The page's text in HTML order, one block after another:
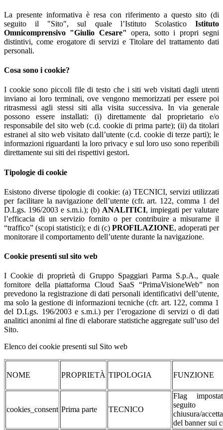
La presente informativa è resa con riferimento a questo sito (di
seguito il "Sito", sul quale l’Istituto Scolastico Istituto
Omnicomprensivo "Giulio Cesare" opera, sotto i propri segni
distintivi, come erogatore di servizi e Titolare del trattamento dati
personali.
Cosa sono i cookie?
I cookie sono piccoli file di testo che i siti web visitati dagli utenti
inviano ai loro terminali, ove vengono memorizzati per essere poi
ritrasmessi agli stessi siti alla visita successiva. In via generale
possono essere installati: (i) direttamente dal proprietario e/o
responsabile del sito web (c.d. cookie di prima parte); (ii) da titolari
estranei al sito web visitato dall’utente (c.d. cookie di terze parti); le
informazioni riguardanti la loro privacy e sul loro uso sono reperibili
direttamente sui siti dei rispettivi gestori.
Tipologie di cookie
Esistono diverse tipologie di cookie: (a) TECNICI, servizi utilizzati
per facilitare la navigazione dell’utente (cfr. art. 122, comma 1 del
D.Lgs. 196/2003 e s.m.i.); (b) ANALITICI, impiegati per valutare
l’efficacia di un servizio fornito o per contribuire a misurarne il
“traffico” (scopi statistici); e di (c) PROFILAZIONE, adoperati per
monitorare il comportamento dell’utente durante la navigazione.
Cookie presenti sul sito web
I Cookie di proprietà di Gruppo Spaggiari Parma S.p.A., quale
fornitore della piattaforma Cloud SaaS “PrimaVisioneWeb” non
prevedono la registrazione di dati personali identificativi dell’utente,
ma solo la gestione di informazioni tecniche (cfr. art. 122, comma 1
del D.Lgs. 196/2003 e s.m.i.) per l’erogazione di servizi o di dati
analitici anonimi al fine di elaborare statistiche aggregate sull’uso del
Sito.
Elenco dei cookie presenti sul Sito web
NOME PROPRIETÀ TIPOLOGIA FUNZIONE
cookies_consent Prima parte TECNICO
Flag
seguito
chiusura/
del banner sui